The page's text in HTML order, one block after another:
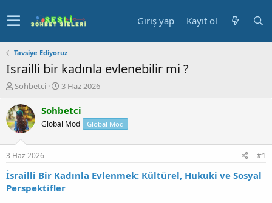
Giriş yap Kayıt ol
Tavsiye Ediyoruz
Israilli bir kadınla evlenebilir mi ?
K
n
u
y
b
a
ş
a
Sohbetci
B
ş
l
a
ç
a
3 Haz 2026
Sohbetci
Global Mod Global Mod
3 Haz 2026 #1
İsrailli Bir Kadınla Evlenmek: Kültürel, Hukuki ve Sosyal
Perspektifler